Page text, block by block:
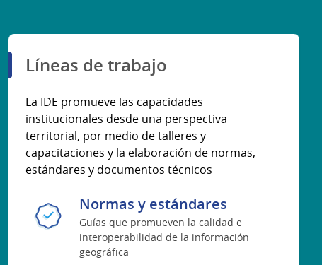
Líneas de trabajo
La IDE promueve las capacidades
institucionales desde una perspectiva
territorial, por medio de talleres y
capacitaciones y la elaboración de normas,
estándares y documentos técnicos
Normas y estándares
Guías que promueven la calidad e
interoperabilidad de la información
geográfica